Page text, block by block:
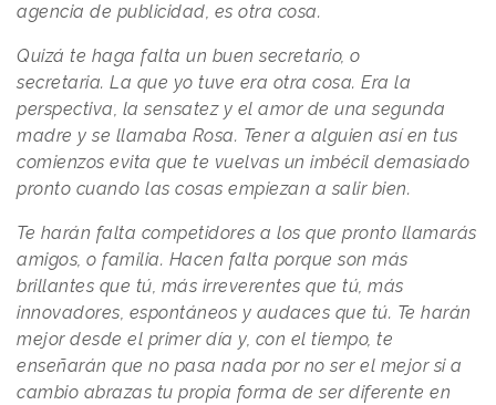
agencia de publicidad, es otra cosa.
Quizá te haga falta un buen secretario, o
secretaria. La que yo tuve era otra cosa. Era la
perspectiva, la sensatez y el amor de una segunda
madre y se llamaba Rosa. Tener a alguien así en tus
comienzos evita que te vuelvas un imbécil demasiado
pronto cuando las cosas empiezan a salir bien.
Te harán falta competidores a los que pronto llamarás
amigos, o familia. Hacen falta porque son más
brillantes que tú, más irreverentes que tú, más
innovadores, espontáneos y audaces que tú. Te harán
mejor desde el primer día y, con el tiempo, te
enseñarán que no pasa nada por no ser el mejor si a
cambio abrazas tu propia forma de ser diferente en